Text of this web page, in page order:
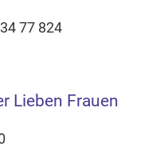
77 824
Lieben Frauen